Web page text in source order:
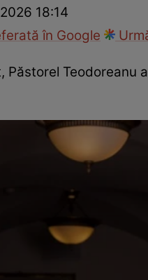
18:14
în Google
Păstorel Teodoreanu